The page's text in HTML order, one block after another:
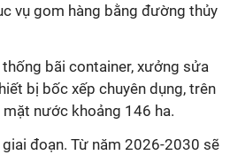
vụ gom hàng bằng đường thủy
bãi container, xưởng sửa
bị bốc xếp chuyên dụng, trên
nước khoảng 146 ha.
đoạn. Từ năm 2026-2030 sẽ